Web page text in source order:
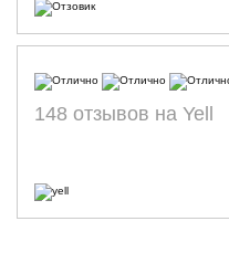
148 отзывов на Yell